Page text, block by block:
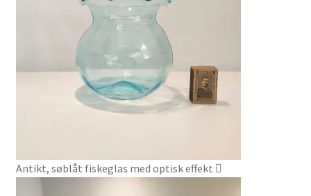
Antikt, søblåt fiskeglas med optisk effekt